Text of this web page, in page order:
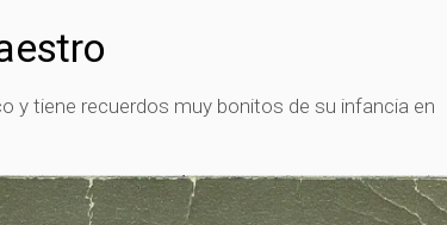
y tiene recuerdos muy bonitos de su infancia en